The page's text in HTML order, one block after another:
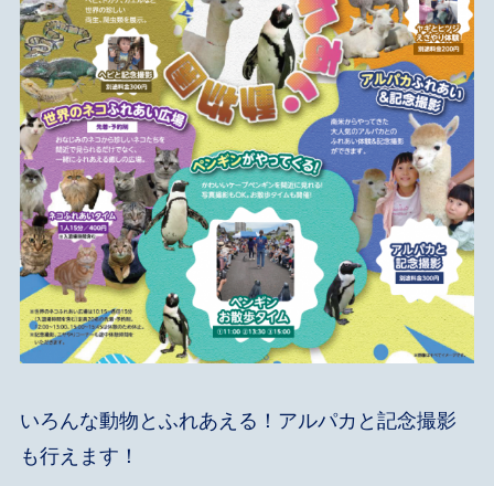
いろんな動物とふれあえる！アルパカと記念撮影
も行えます！